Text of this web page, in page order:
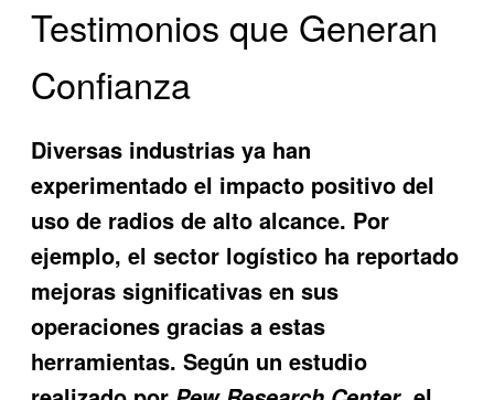
Testimonios que Generan
Confianza
Diversas industrias ya han
experimentado el impacto positivo del
uso de radios de alto alcance. Por
ejemplo, el sector logístico ha reportado
mejoras significativas en sus
operaciones gracias a estas
herramientas. Según un estudio